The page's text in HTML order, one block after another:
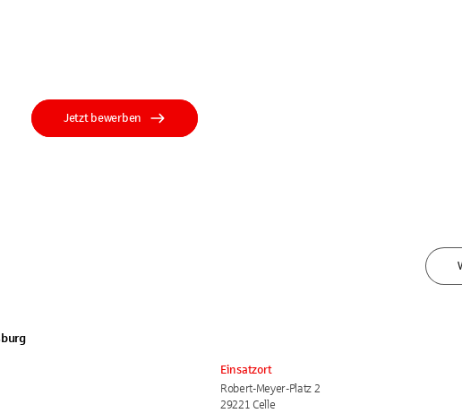
Jetzt bewerben
Einsatzort
Robert-Meyer-Platz 2
29221 Celle